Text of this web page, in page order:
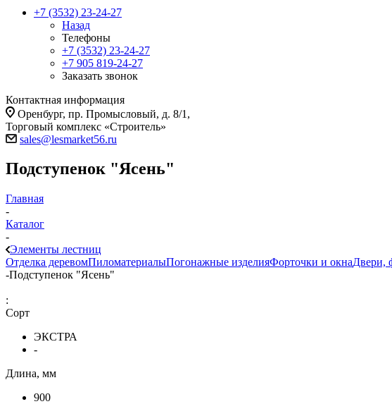
+7 (3532) 23-24-27
Назад
Телефоны
+7 (3532) 23-24-27
+7 905 819-24-27
Заказать звонок
Контактная информация
Оренбург, пр. Промысловый, д. 8/1,
Торговый комплекс «Строитель»
sales@lesmarket56.ru
Подступенок "Ясень"
Главная
-
Каталог
-
Элементы лестниц
Отделка деревомПиломатериалыПогонажные изделияФорточки и окнаДвери,
-Подступенок "Ясень"
:
Сорт
ЭКСТРА
-
Длина, мм
900